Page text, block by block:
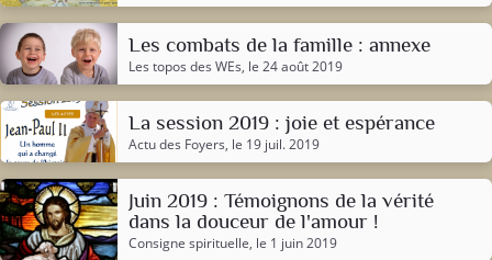
Les combats de la famille : annexe
Les topos des WEs, le 24 août 2019
La session 2019 : joie et espérance
Actu des Foyers, le 19 juil. 2019
Juin 2019 : Témoignons de la vérité
dans la douceur de l'amour !
Consigne spirituelle, le 1 juin 2019